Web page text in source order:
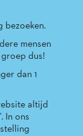
bezoeken.
mensen
dus!
dan 1
altijd
In ons